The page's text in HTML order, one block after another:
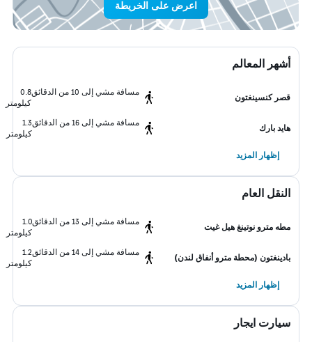
اعرض على الخريطة
أشهر المعالم
قصر كنسينغتون
مسافة مشي إلى 10 من الدقائق
0.8
كيلومتر
هايد بارك
مسافة مشي إلى 16 من الدقائق
1.3
كيلومتر
إظهار المزيد
النقل العام
مطه مترو نوتينغ هيل غيت
مسافة مشي إلى 13 من الدقائق
1.0
كيلومتر
بادينغتون (محطة مترو أنفاق لندن)
مسافة مشي إلى 14 من الدقائق
1.2
كيلومتر
إظهار المزيد
سيارت ايجار